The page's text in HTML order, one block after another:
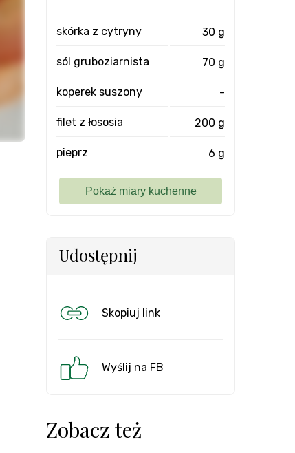
skórka z cytryny 30 g
sól gruboziarnista 70 g
koperek suszony -
filet z łososia 200 g
pieprz 6 g
Udostępnij
Skopiuj link
Wyślij na FB
Zobacz też